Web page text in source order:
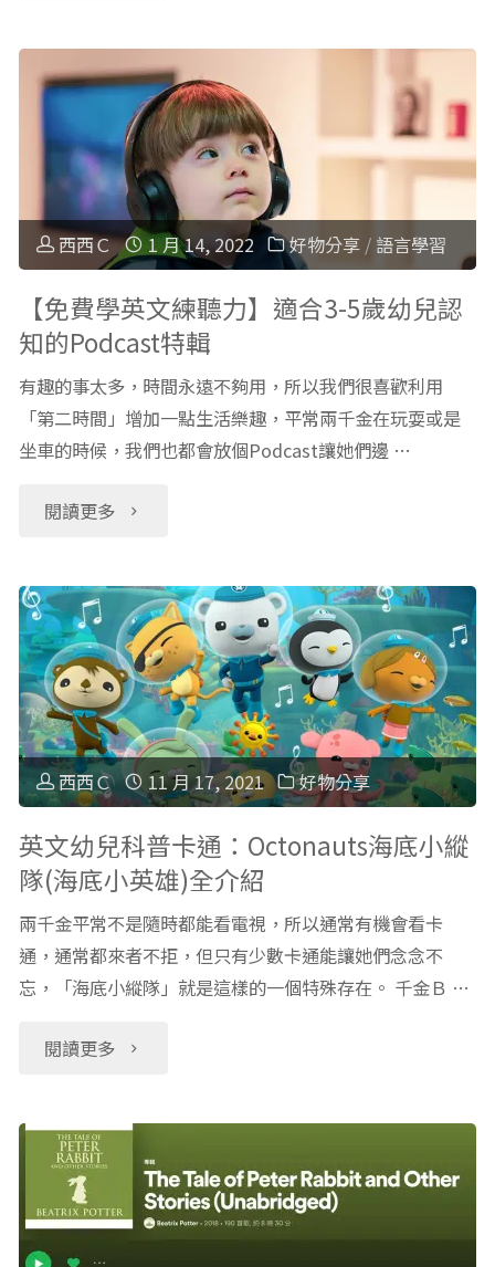
整
理
推
薦：
幼
篇"
故
事
The
Ship
線
上
課
程】
Outschool
線
上
團
課：
紹、
費
用、
Promote
折
扣
碼"
西西Ｃ 1 月 14, 2022 好物分享 / 語言學習
【免費學英文練聽力】適合3-5歲幼兒認
知的Podcast特輯
有趣的事太多，時間永遠不夠用，所以我們很喜歡利用
「第二時間」增加一點生活樂趣，平常兩千金在玩耍或是
坐車的時候，我們也都會放個Podcast讓她們邊 …
閱讀更多
"【免
學
英
文
練
聽
力】
適
合
3-
西西Ｃ 11 月 17, 2021 好物分享
英文幼兒科普卡通：Octonauts海底小縱
隊(海底小英雄)全介紹
兩千金平常不是隨時都能看電視，所以通常有機會看卡
通，通常都來者不拒，但只有少數卡通能讓她們念念不
忘，「海底小縱隊」就是這樣的一個特殊存在。 千金Ｂ …
閱讀更多
"英
兒